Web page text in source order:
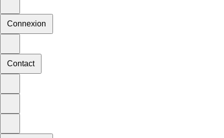
Connexion
Contact